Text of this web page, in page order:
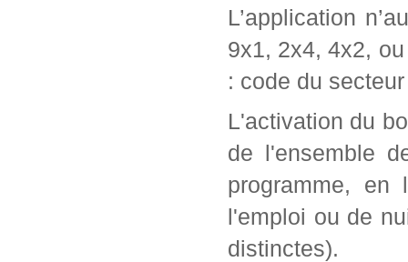
L’application
9x1, 2x4, 4x2,
: code du
L'activation du
de l'ensemble
programme, en
l'emploi ou de
distinctes).